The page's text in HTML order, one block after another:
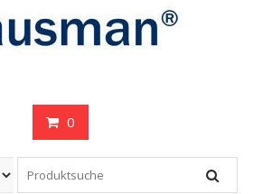
0